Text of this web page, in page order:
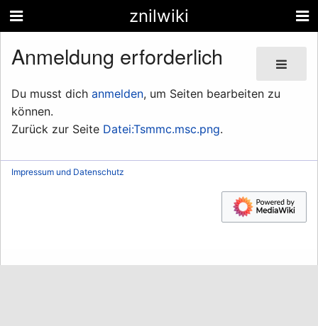
znilwiki
Anmeldung erforderlich
Du musst dich anmelden, um Seiten bearbeiten zu
können.
Zurück zur Seite Datei:Tsmmc.msc.png.
Impressum und Datenschutz